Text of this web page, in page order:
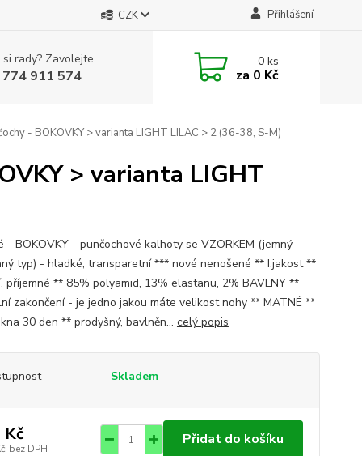
CZK Přihlášení
rady? Zavolejte.
911 574
0ks
za 0 Kč
- BOKOVKY > varianta LIGHT LILAC > 2 (36-38, S-M)
> varianta LIGHT
- BOKOVKY - punčochové kalhoty se VZORKEM (jemný
typ) - hladké, transparetní *** nové nenošené ** I.jakost **
příjemné ** 85% polyamid, 13% elastanu, 2% BAVLNY **
zakončení - je jedno jakou máte velikost nohy ** MATNÉ **
30 den ** prodyšný, bavlněn... celý popis
Skladem
Kč
bez DPH
Přidat do košíku